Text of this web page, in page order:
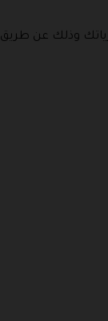
وذلك عن طريق